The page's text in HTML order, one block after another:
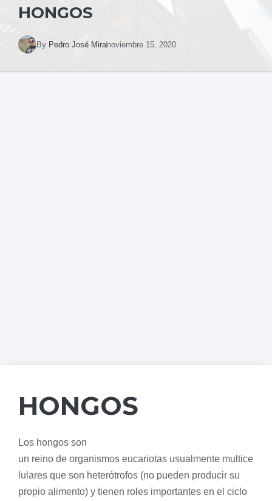
HONGOS
By Pedro José Miranoviembre 15, 2020
HONGOS
Los hongos son
un reino de organismos eucariotas usualmente multice
lulares que son heterótrofos (no pueden producir su
propio alimento) y tienen roles importantes en el ciclo